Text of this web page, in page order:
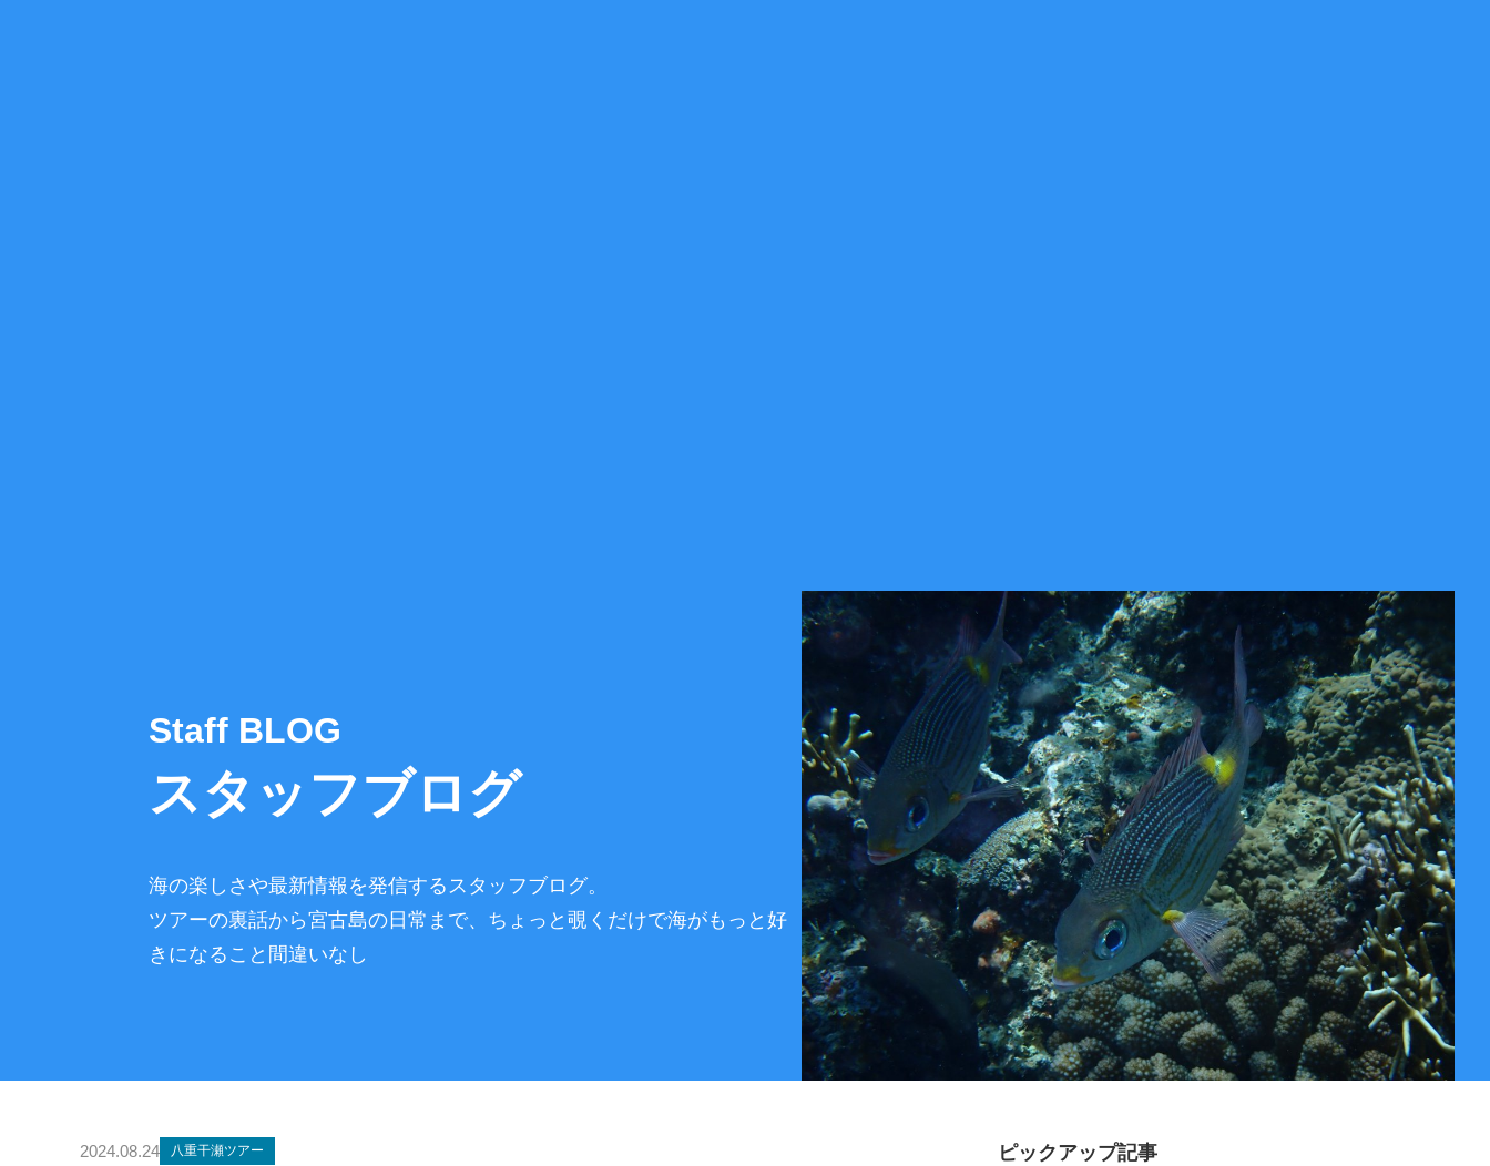
Staff BLOG
スタッフブログ
海の楽しさや最新情報を発信するスタッフブログ。
ツアーの裏話から宮古島の日常まで、ちょっと覗くだけで海がもっと好
きになること間違いなし
2024.08.24 八重干瀬ツアー ピックアップ記事